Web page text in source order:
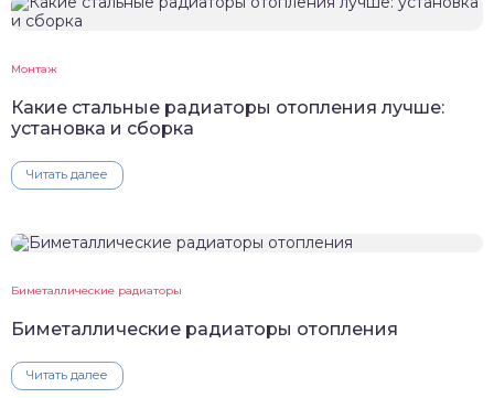
Монтаж
Какие стальные радиаторы отопления лучше:
установка и сборка
Читать далее
Биметаллические радиаторы
Биметаллические радиаторы отопления
Читать далее